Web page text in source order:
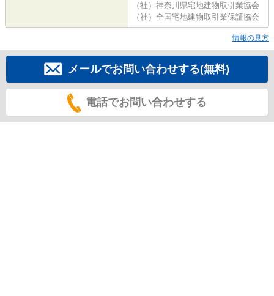
（社）神奈川県宅地建物取引業協会
（社）全国宅地建物取引業保証協会
情報の見方
メールでお問い合わせする(無料)
電話でお問い合わせする